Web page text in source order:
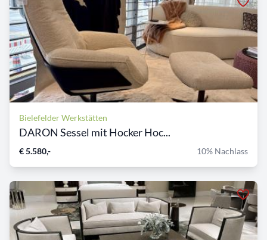
Bielefelder Werkstätten
DARON Sessel mit Hocker Hoc...
€ 5.580,- 10% Nachlass